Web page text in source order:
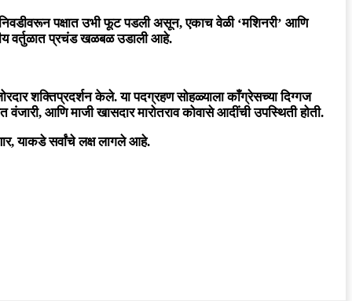
पक्षात उभी फूट पडली असून, एकाच वेळी ‘मशिनरी’ आणि
वर्तुळात प्रचंड खळबळ उडाली आहे.
शक्तिप्रदर्शन केले. या पदग्रहण सोहळ्याला काँग्रेसच्या दिग्गज
आणि माजी खासदार मारोतराव कोवासे आदींची उपस्थिती होती.
याकडे सर्वांचे लक्ष लागले आहे.